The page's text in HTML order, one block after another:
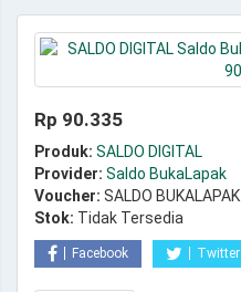
Rp 90.335
Produk: SALDO DIGITAL
Provider: Saldo BukaLapak
Voucher: SALDO
Stok: Tidak Tersedia
Facebook Twitter